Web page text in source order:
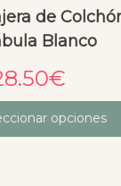
de
Blanco
€
opciones